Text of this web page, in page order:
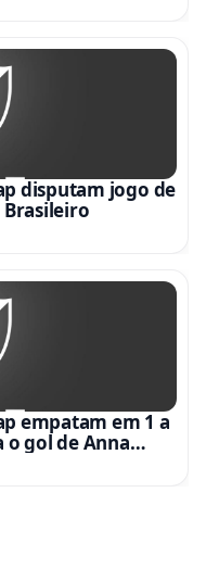
disputam jogo de
empatam em 1 a
gol de Anna